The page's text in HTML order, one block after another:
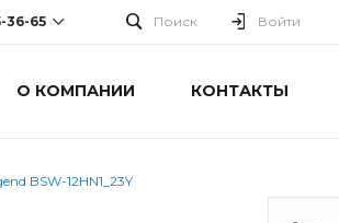
36-65 Поиск Войти
О КОМПАНИИ КОНТАКТЫ
BSW-12HN1_23Y